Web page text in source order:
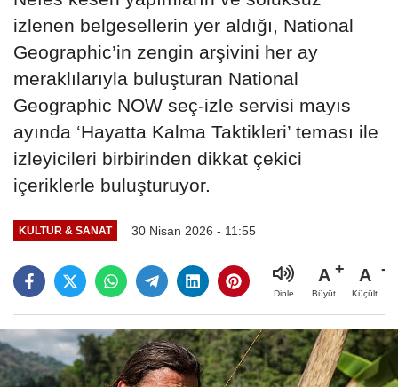
izlenen belgesellerin yer aldığı, National
Geographic’in zengin arşivini her ay
meraklılarıyla buluşturan National
Geographic NOW seç-izle servisi mayıs
ayında ‘Hayatta Kalma Taktikleri’ teması ile
izleyicileri birbirinden dikkat çekici
içeriklerle buluşturuyor.
KÜLTÜR & SANAT 30 Nisan 2026 - 11:55
Dinle
A
Büyüt
A
Küçült